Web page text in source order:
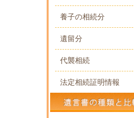
養子の相続分
遺留分
代襲相続
法定相続証明情報